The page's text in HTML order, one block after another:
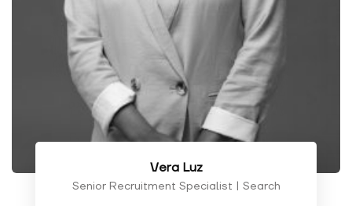
Vera Luz
Senior Recruitment Specialist | Search